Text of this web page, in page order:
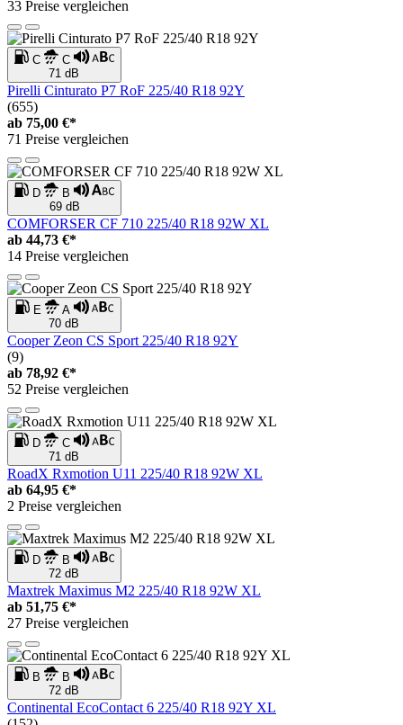
33 Preise vergleichen
C
C
71 dB
Pirelli Cinturato P7 RoF 225/40 R18 92Y
(655)
ab 75,00 €*
71 Preise vergleichen
D
B
69 dB
COMFORSER CF 710 225/40 R18 92W XL
ab 44,73 €*
14 Preise vergleichen
E
A
70 dB
Cooper Zeon CS Sport 225/40 R18 92Y
(9)
ab 78,92 €*
52 Preise vergleichen
D
C
71 dB
RoadX Rxmotion U11 225/40 R18 92W XL
ab 64,95 €*
2 Preise vergleichen
D
B
72 dB
Maxtrek Maximus M2 225/40 R18 92W XL
ab 51,75 €*
27 Preise vergleichen
B
B
72 dB
Continental EcoContact 6 225/40 R18 92Y XL